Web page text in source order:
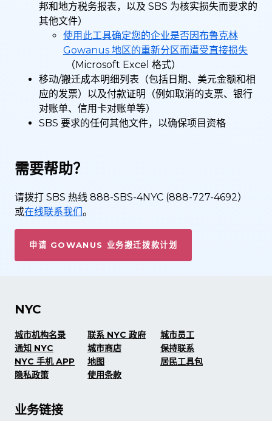
邦和地方税务报表，以及 SBS 为核实损失而要求的
其他文件）
使用此工具确定您的企业是否因布鲁克林
Gowanus 地区的重新分区而遭受直接损失
（Microsoft Excel 格式）
移动/搬迁成本明细列表（包括日期、美元金额和相
应的发票）以及付款证明（例如取消的支票、银行
对账单、信用卡对账单等）
SBS 要求的任何其他文件，以确保项目资格
需要帮助？
请拨打 SBS 热线 888-SBS-4NYC (888-727-4692）
或在线联系我们。
申请 GOWANUS 业务搬迁拨款计划
NYC
城市机构名录
通知 NYC
NYC 手机 APP
隐私政策
联系 NYC 政府
城市商店
地图
使用条款
城市员工
保持联系
居民工具包
业务链接